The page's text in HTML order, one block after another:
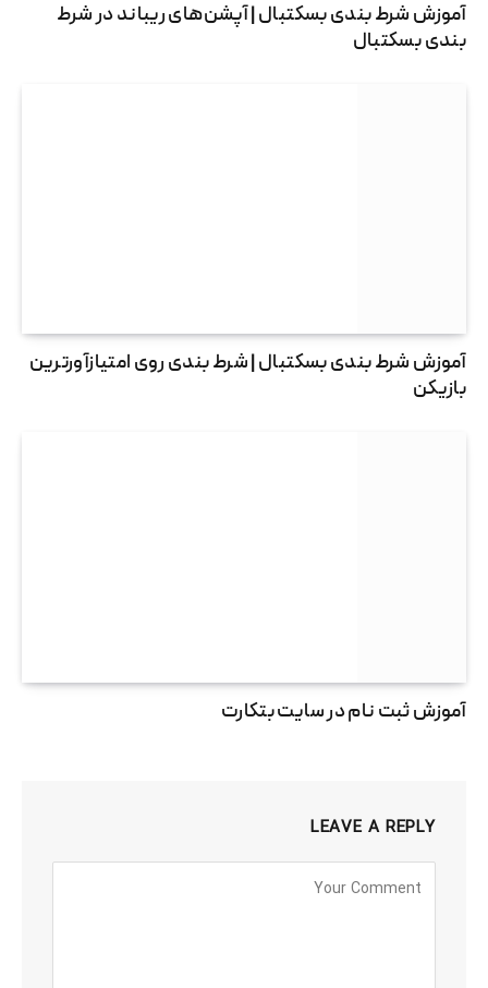
آموزش شرط بندی بسکتبال | آپشن‌های ریباند در شرط
بندی بسکتبال
آموزش شرط بندی بسکتبال | شرط بندی روی امتیازآورترین
بازیکن
آموزش ثبت نام در سایت بتکارت
LEAVE A REPLY